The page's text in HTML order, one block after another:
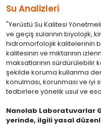
Su Analizleri
"Yerüstü Su Kalitesi
ve geçiş sularının biyolojik,
hidromorfolojik kalitelerinin
kalitesinin ve miktarının
maksatlarının sürdürülebilir
şekilde koruma kullanma
konulması, korunması ve iyi
tedbirlere yönelik usul ve
Nanolab Laboratuvarlar
yerinde, ilgili yasal